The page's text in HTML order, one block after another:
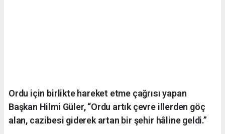
Ordu için birlikte hareket etme çağrısı yapan
Başkan Hilmi Güler, “Ordu artık çevre illerden göç
alan, cazibesi giderek artan bir şehir hâline geldi.”